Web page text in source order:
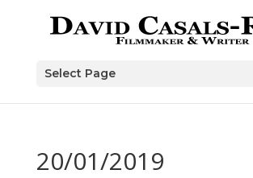
Select Page
20/01/2019